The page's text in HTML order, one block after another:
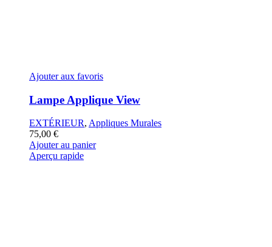
Ajouter aux favoris
Lampe Applique View
EXTÉRIEUR, Appliques Murales
75,00 €
Ajouter au panier
Aperçu rapide